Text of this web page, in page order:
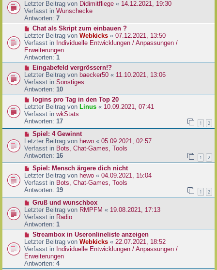
i
t
r
a
g
e
u
e
r
B
e
i
t
r
a
g
Letzter Beitrag von Didimitfliege « 14.12.2021, 19:30
Verfasst in Wunschecke
Antworten: 7
N
e
u
e
r
B
e
i
t
r
a
g
Chat als Skript zum einbauen ?
Letzter Beitrag von Webkicks « 07.12.2021, 13:50
Verfasst in Individuelle Entwicklungen / Anpassungen /
Erweiterungen
Antworten: 1
N
e
u
e
r
B
e
i
t
a
g
Eingabefeld vergrössern!?
Letzter Beitrag von baecker50 « 11.10.2021, 13:06
Verfasst in Sonstiges
Antworten: 10
N
e
u
e
r
B
e
i
t
r
a
g
logins pro Tag in den Top 20
Letzter Beitrag von Linus « 10.09.2021, 07:41
Verfasst in wkStats
Antworten: 17 1 2
N
e
u
e
r
B
e
i
t
r
a
g
Spiel: 4 Gewinnt
Letzter Beitrag von hewo « 05.09.2021, 02:57
Verfasst in Bots, Chat-Games, Tools
Antworten: 16 1 2
N
e
u
e
r
B
e
i
t
a
g
Spiel: Mensch ärgere dich nicht
Letzter Beitrag von hewo « 04.09.2021, 15:04
Verfasst in Bots, Chat-Games, Tools
Antworten: 19 1 2
N
e
u
e
r
B
e
i
t
r
Gruß und wunschbox
Letzter Beitrag von RMPFM « 19.08.2021, 17:13
Verfasst in Radio
Antworten: 1
N
e
u
e
r
Streambox in Useronlineliste anzeigen
Letzter Beitrag von Webkicks « 22.07.2021, 18:52
Verfasst in Individuelle Entwicklungen / Anpassungen /
Erweiterungen
Antworten: 4